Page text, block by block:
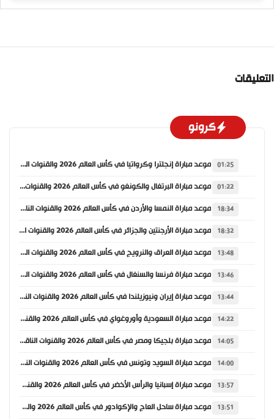
التعليقات
كرونو
01:25 موعد مباراة إنجلترا وكرواتيا في كأس العالم 2026 والقنوات الناقلة
01:22 موعد مباراة البرتغال والكونغو في كأس العالم 2026 والقنوات الناقلة
18:34 موعد مباراة النمسا والأردن في كأس العالم 2026 والقنوات الناقلة
18:32 موعد مباراة الأرجنتين والجزائر في كأس العالم 2026 والقنوات الناقلة
13:48 موعد مباراة العراق والنرويج في كأس العالم 2026 والقنوات الناقلة
13:46 موعد مباراة فرنسا والسنغال في كأس العالم 2026 والقنوات الناقلة
13:44 موعد مباراة إيران ونيوزيلندا في كأس العالم 2026 والقنوات الناقلة
14:22 موعد مباراة السعودية وأوروغواي في كأس العالم 2026 والقنوات الناقلة
14:05 موعد مباراة بلجيكا ومصر في كأس العالم 2026 والقنوات الناقلة
14:00 موعد مباراة السويد وتونس في كأس العالم 2026 والقنوات الناقلة
13:57 موعد مباراة إسبانيا والرأس الأخضر في كأس العالم 2026 والقنوات الناقلة
13:51 موعد مباراة ساحل العاج والإكوادور في كأس العالم 2026 والقنوات الناقلة